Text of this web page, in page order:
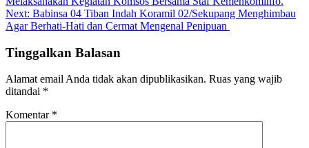
pos
Next: Babinsa 04 Tiban Indah Koramil 02/Sekupang Menghimbau
Agar Berhati-Hati dan Cermat Mengenal Penipuan
Tinggalkan Balasan
Alamat email Anda tidak akan dipublikasikan. Ruas yang wajib
ditandai *
Komentar *